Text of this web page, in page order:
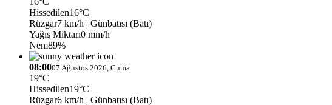
Hissedilen16°C
Rüzgar7 km/h | Günbatısı (Batı)
Yağış Miktarı0 mm/h
Nem89%
08:0007 Ağustos 2026, Cuma
19°C
Hissedilen19°C
Rüzgar6 km/h | Günbatısı (Batı)